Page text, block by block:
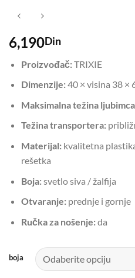
6,190Din
Proizvođač:TRIXIE
Dimenzije:40 × visina 38 ×
Maksimalna težina
Težina transportera:
Materijal:kvalitetna
rešetka
Boja:svetlo siva / žalfija
Otvaranje:prednje i gornje
Ručka za nošenje:da
boja